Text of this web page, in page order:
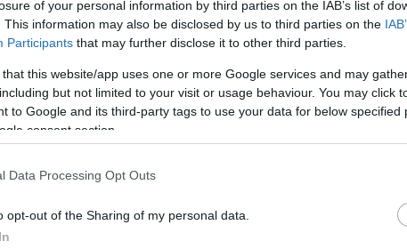
of your personal information by third parties on the IAB’s list of
This information may also be disclosed by us to third parties on the
Participants that may further disclose it to other third parties.
that this website/app uses one or more Google services and may
but not limited to your visit or usage behaviour. You may click
to Google and its third-party tags to use your data for below specified
consent section.
Data Processing Opt Outs
opt-out of the Sharing of my personal data.